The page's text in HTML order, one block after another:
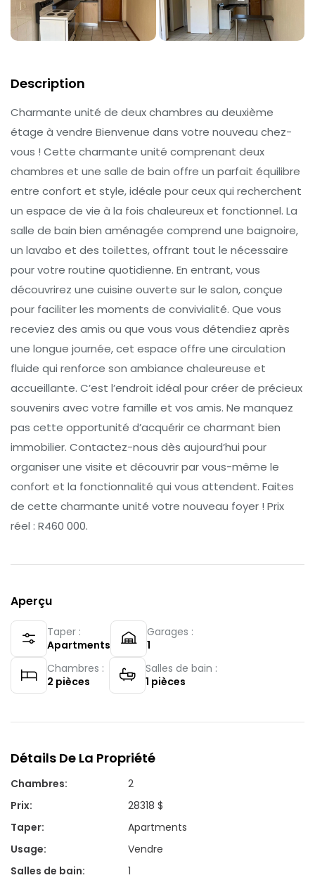
Description
Charmante unité de deux chambres au deuxième
étage à vendre Bienvenue dans votre nouveau chez-
vous ! Cette charmante unité comprenant deux
chambres et une salle de bain offre un parfait équilibre
entre confort et style, idéale pour ceux qui recherchent
un espace de vie à la fois chaleureux et fonctionnel. La
salle de bain bien aménagée comprend une baignoire,
un lavabo et des toilettes, offrant tout le nécessaire
pour votre routine quotidienne. En entrant, vous
découvrirez une cuisine ouverte sur le salon, conçue
pour faciliter les moments de convivialité. Que vous
receviez des amis ou que vous vous détendiez après
une longue journée, cet espace offre une circulation
fluide qui renforce son ambiance chaleureuse et
accueillante. C’est l’endroit idéal pour créer de précieux
souvenirs avec votre famille et vos amis. Ne manquez
pas cette opportunité d’acquérir ce charmant bien
immobilier. Contactez-nous dès aujourd’hui pour
organiser une visite et découvrir par vous-même le
confort et la fonctionnalité qui vous attendent. Faites
de cette charmante unité votre nouveau foyer ! Prix
réel : R460 000.
Aperçu
Taper :
Apartments
Garages :
1
Chambres :
2 pièces
Salles de bain :
1 pièces
Détails De La Propriété
Chambres:
2
Prix:
28318 $
Taper:
Apartments
Usage:
Vendre
Salles de bain: 1